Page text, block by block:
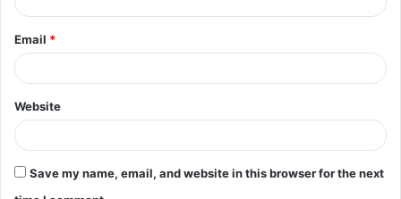
Email *
Website
Save my name, email, and website in this browser for the next